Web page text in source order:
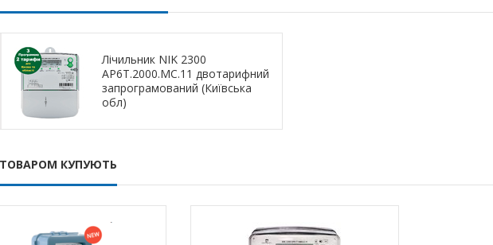
Лічильник NIK 2300
AP6Т.2000.МC.11 двотарифний
запрограмований (Київська
обл)
КУПУЮТЬ